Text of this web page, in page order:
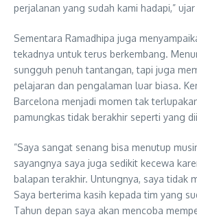
perjalanan yang sudah kami hadapi,” ujar
Sementara Ramadhipa juga
tekadnya untuk terus berkembang.
sungguh penuh tantangan, tapi juga
pelajaran dan pengalaman luar biasa.
Barcelona menjadi momen tak
pamungkas tidak berakhir seperti yang
”Saya sangat senang bisa menutup
sayangnya saya juga sedikit kecewa
balapan terakhir. Untungnya, saya tidak
Saya berterima kasih kepada tim yang
Tahun depan saya akan mencoba